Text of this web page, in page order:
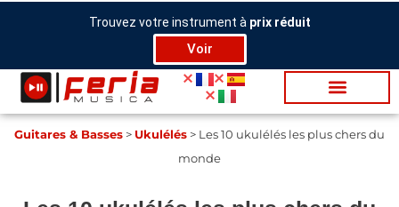
Aller
Trouvez votre instrument à prix réduit
Voir
Gui­tares & Basses > Ukulélés > Les 10 ukulélés les plus chers du
monde